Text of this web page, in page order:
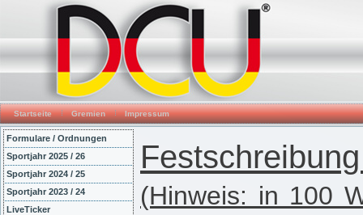
Startseite Gremien Impressum
Formulare / Ordnungen
Sportjahr 2025 / 26
Sportjahr 2024 / 25
Sportjahr 2023 / 24
LiveTicker
(Hinweis: in 100